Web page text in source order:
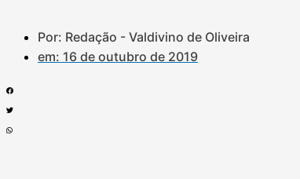
Por: Redação - Valdivino de Oliveira
em: 16 de outubro de 2019